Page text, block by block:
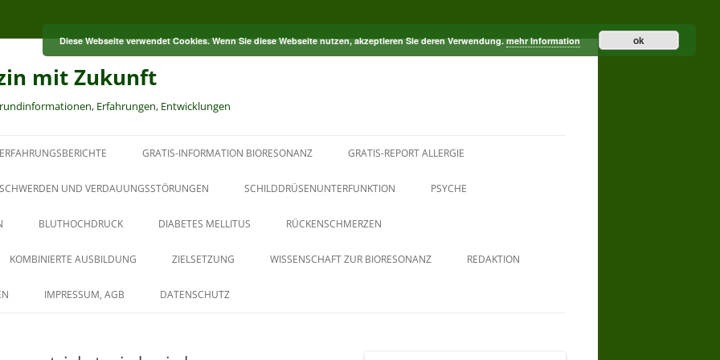
mit Zukunft
Erfahrungen, Entwicklungen
ERFAHRUNGSBERICHTE GRATIS-INFORMATION BIORESONANZ GRATIS-REPORT ALLERGIE
UND VERDAUUNGSSTÖRUNGEN SCHILDDRÜSENUNTERFUNKTION PSYCHE
BLUTHOCHDRUCK DIABETES MELLITUS RÜCKENSCHMERZEN
KOMBINIERTE AUSBILDUNG
AUS DER PAUL-SCHMIDT-
ZIELSETZUNG WISSENSCHAFT ZUR BIORESONANZ REDAKTION
IMPRESSUM, AGB DATENSCHUTZ
Diese Webseite verwendet Cookies. Wenn Sie diese Webseite nutzen, akzeptieren Sie deren Verwendung.mehr Information ok